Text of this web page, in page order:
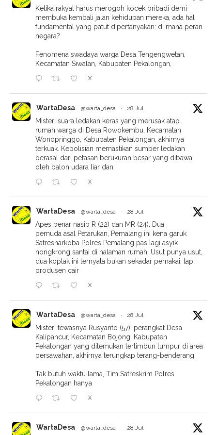
Ketika rakyat harus merogoh kocek pribadi demi
membuka kembali jalan kehidupan mereka, ada hal
fundamental yang patut dipertanyakan: di mana peran
negara?
Fenomena swadaya warga Desa Tengengwetan,
Kecamatan Siwalan, Kabupaten Pekalongan,
X
WartaDesa @warta_desa · 28 Jul
Misteri suara ledakan keras yang merusak atap
rumah warga di Desa Rowokembu, Kecamatan
Wonopringgo, Kabupaten Pekalongan, akhirnya
terkuak. Kepolisian memastikan sumber ledakan
berasal dari petasan berukuran besar yang dibawa
oleh balon udara liar dan
X
WartaDesa @warta_desa · 28 Jul
Apes benar nasib R (22) dan MR (24). Dua
pemuda asal Petarukan, Pemalang ini kena garuk
Satresnarkoba Polres Pemalang pas lagi asyik
nongkrong santai di halaman rumah. Usut punya usut,
dua koplak ini ternyata bukan sekadar pemakai, tapi
produsen cair
X
WartaDesa @warta_desa · 28 Jul
Misteri tewasnya Rusyanto (57), perangkat Desa
Kalipancur, Kecamatan Bojong, Kabupaten
Pekalongan yang ditemukan tertimbun lumpur di area
persawahan, akhirnya terungkap terang-benderang.
Tak butuh waktu lama, Tim Satreskrim Polres
Pekalongan hanya
X
WartaDesa @warta_desa · 28 Jul